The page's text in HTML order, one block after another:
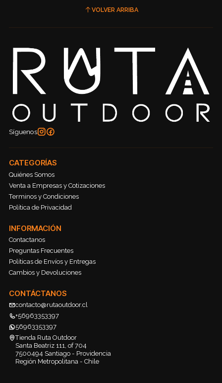
VOLVER ARRIBA
Síguenos
CATEGORÍAS
Quiénes Somos
Venta a Empresas y Cotizaciones
Terminos y Condiciones
Política de Privacidad
INFORMACIÓN
Contactanos
Preguntas Frecuentes
Políticas de Envíos y Entregas
Cambios y Devoluciones
CONTÁCTANOS
contacto@rutaoutdoor.cl
+56963353397
56963353397
Tienda Ruta Outdoor
Santa Beatriz 111, of 704
7500494 Santiago - Providencia
Región Metropolitana - Chile